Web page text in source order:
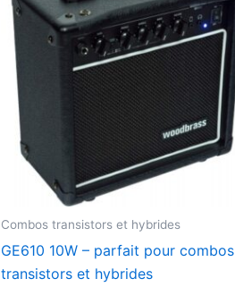
Combos transistors et hybrides
GE610 10W – parfait pour combos
transistors et hybrides